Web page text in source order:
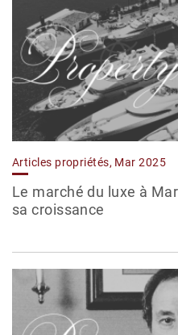
Articles propriétés, Mar 2025
Le marché du luxe à
sa croissance